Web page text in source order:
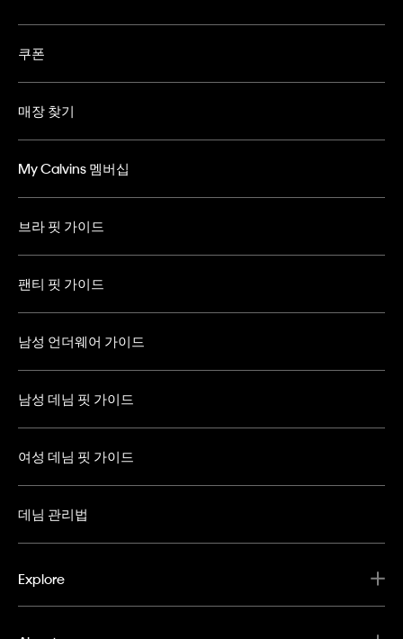
쿠폰
매장 찾기
My Calvins 멤버십
브라 핏 가이드
팬티 핏 가이드
남성 언더웨어 가이드
남성 데님 핏 가이드
여성 데님 핏 가이드
데님 관리법
Explore